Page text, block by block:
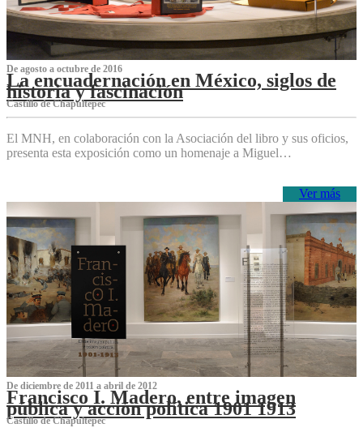
De agosto a octubre de 2016
La encuadernación en México, siglos de
historia y fascinación
Castillo de Chapultepec
El MNH, en colaboración con la Asociación del libro y sus oficios,
presenta esta exposición como un homenaje a Miguel…
Ver más
De diciembre de 2011 a abril de 2012
Francisco I. Madero, entre imagen
pública y acción política 1901 1913
Castillo de Chapultepec